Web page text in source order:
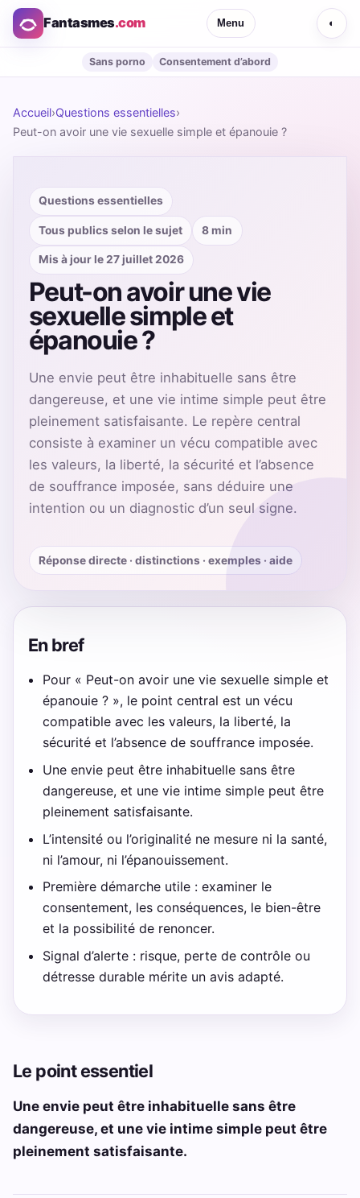
Fantasmes.com Menu ◐
Sans porno Consentement d’abord
Accueil›Questions essentielles›
Peut-on avoir une vie sexuelle simple et épanouie ?
Questions essentielles
Tous publics selon le sujet 8 min
Mis à jour le 27 juillet 2026
Peut-on avoir une vie
sexuelle simple et
épanouie ?
Une envie peut être inhabituelle sans être
dangereuse, et une vie intime simple peut être
pleinement satisfaisante. Le repère central
consiste à examiner un vécu compatible avec
les valeurs, la liberté, la sécurité et l’absence
de souffrance imposée, sans déduire une
intention ou un diagnostic d’un seul signe.
Réponse directe · distinctions · exemples · aide
En bref
Pour « Peut-on avoir une vie sexuelle simple et
épanouie ? », le point central est un vécu
compatible avec les valeurs, la liberté, la
sécurité et l’absence de souffrance imposée.
Une envie peut être inhabituelle sans être
dangereuse, et une vie intime simple peut être
pleinement satisfaisante.
L’intensité ou l’originalité ne mesure ni la santé,
ni l’amour, ni l’épanouissement.
Première démarche utile : examiner le
consentement, les conséquences, le bien-être
et la possibilité de renoncer.
Signal d’alerte : risque, perte de contrôle ou
détresse durable mérite un avis adapté.
Le point essentiel
Une envie peut être inhabituelle sans être
dangereuse, et une vie intime simple peut être
pleinement satisfaisante.